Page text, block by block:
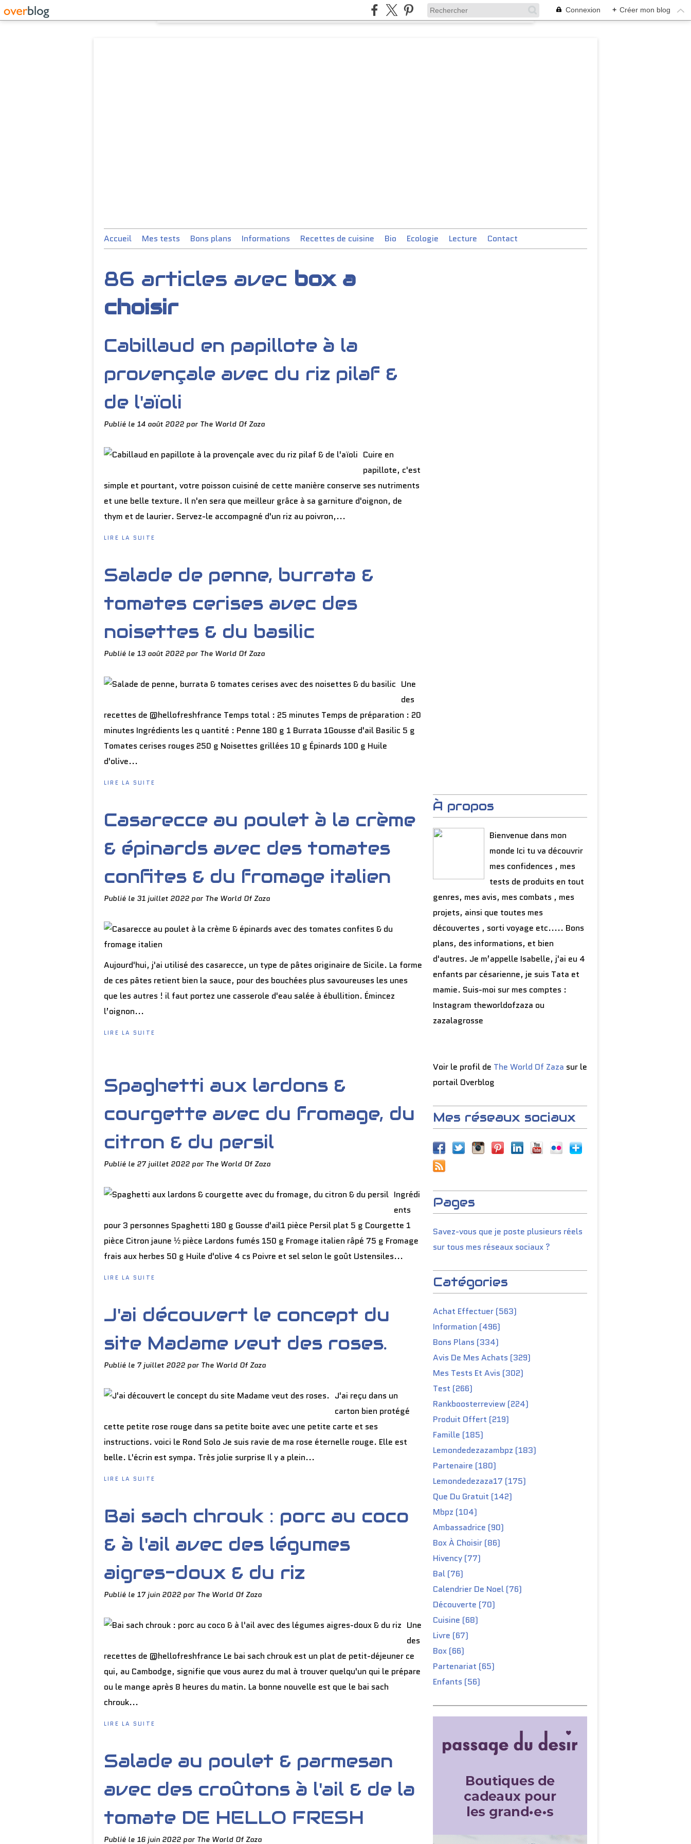
Connexion + Créer mon blog
Accueil Mes tests Bons plans Informations Recettes de cuisine Bio Ecologie Lecture Contact
86 articles avec box a
choisir
Cabillaud en papillote à la
provençale avec du riz pilaf &
de l'aïoli
Publié le 14 août 2022 par The World Of Zaza
Cuire en
papillote, c'est
simple et pourtant, votre poisson cuisiné de cette manière conserve ses nutriments
et une belle texture. Il n'en sera que meilleur grâce à sa garniture d'oignon, de
thym et de laurier. Servez-le accompagné d'un riz au poivron,...
LIRE LA SUITE
Salade de penne, burrata &
tomates cerises avec des
noisettes & du basilic
Publié le 13 août 2022 par The World Of Zaza
Une
des
recettes de @hellofreshfrance Temps total : 25 minutes Temps de préparation : 20
minutes Ingrédients les q uantité : Penne 180 g 1 Burrata 1Gousse d'ail Basilic 5 g
Tomates cerises rouges 250 g Noisettes grillées 10 g Épinards 100 g Huile
d'olive...
LIRE LA SUITE
Casarecce au poulet à la crème
& épinards avec des tomates
confites & du fromage italien
Publié le 31 juillet 2022 par The World Of Zaza
Aujourd'hui, j'ai utilisé des casarecce, un type de pâtes originaire de Sicile. La forme
de ces pâtes retient bien la sauce, pour des bouchées plus savoureuses les unes
que les autres ! il faut portez une casserole d'eau salée à ébullition. Émincez
l’oignon...
LIRE LA SUITE
Spaghetti aux lardons &
courgette avec du fromage, du
citron & du persil
Publié le 27 juillet 2022 par The World Of Zaza
Ingrédi
ents
pour 3 personnes Spaghetti 180 g Gousse d'ail1 pièce Persil plat 5 g Courgette 1
pièce Citron jaune ½ pièce Lardons fumés 150 g Fromage italien râpé 75 g Fromage
frais aux herbes 50 g Huile d'olive 4 cs Poivre et sel selon le goût Ustensiles...
LIRE LA SUITE
J'ai découvert le concept du
site Madame veut des roses.
Publié le 7 juillet 2022 par The World Of Zaza
J'ai reçu dans un
carton bien protégé
cette petite rose rouge dans sa petite boite avec une petite carte et ses
instructions. voici le Rond Solo Je suis ravie de ma rose éternelle rouge. Elle est
belle. L'écrin est sympa. Très jolie surprise Il y a plein...
LIRE LA SUITE
Bai sach chrouk : porc au coco
& à l'ail avec des légumes
aigres-doux & du riz
Publié le 17 juin 2022 par The World Of Zaza
Une
des
recettes de @hellofreshfrance Le bai sach chrouk est un plat de petit-déjeuner ce
qui, au Cambodge, signifie que vous aurez du mal à trouver quelqu'un qui le prépare
ou le mange après 8 heures du matin. La bonne nouvelle est que le bai sach
chrouk...
LIRE LA SUITE
Salade au poulet & parmesan
avec des croûtons à l'ail & de la
tomate DE HELLO FRESH
Publié le 16 juin 2022 par The World Of Zaza
À propos
Bienvenue dans mon
monde Ici tu va découvrir
mes confidences , mes
tests de produits en tout
genres, mes avis, mes combats , mes
projets, ainsi que toutes mes
découvertes , sorti voyage etc..... Bons
plans, des informations, et bien
d'autres. Je m’appelle Isabelle, j'ai eu 4
enfants par césarienne, je suis Tata et
mamie. Suis-moi sur mes comptes :
Instagram theworldofzaza ou
zazalagrosse
Voir le profil de The World Of Zaza sur le
portail Overblog
Mes réseaux sociaux
Pages
Savez-vous que je poste plusieurs réels
sur tous mes réseaux sociaux ?
Catégories
Achat Effectuer (563)
Information (496)
Bons Plans (334)
Avis De Mes Achats (329)
Mes Tests Et Avis (302)
Test (266)
Rankboosterreview (224)
Produit Offert (219)
Famille (185)
Lemondedezazambpz (183)
Partenaire (180)
Lemondedezaza17 (175)
Que Du Gratuit (142)
Mbpz (104)
Ambassadrice (90)
Box À Choisir (86)
Hivency (77)
Bal (76)
Calendrier De Noel (76)
Découverte (70)
Cuisine (68)
Livre (67)
Box (66)
Partenariat (65)
Enfants (56)